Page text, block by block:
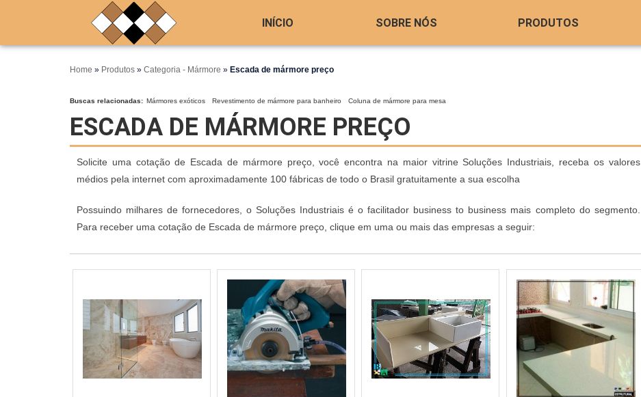
INÍCIO SOBRE NÓS PRODUTOS
Home » Produtos » Categoria - Mármore » Escada de mármore preço
Buscas relacionadas: Mármores exóticos Revestimento de mármore para banheiro Coluna de mármore para mesa
ESCADA DE MÁRMORE PREÇO
Solicite uma cotação de Escada de mármore preço, você encontra na maior vitrine Soluções Industriais, receba os valores
médios pela internet com aproximadamente 100 fábricas de todo o Brasil gratuitamente a sua escolha
Possuindo milhares de fornecedores, o Soluções Industriais é o facilitador business to business mais completo do segmento.
Para receber uma cotação de Escada de mármore preço, clique em uma ou mais das empresas a seguir: